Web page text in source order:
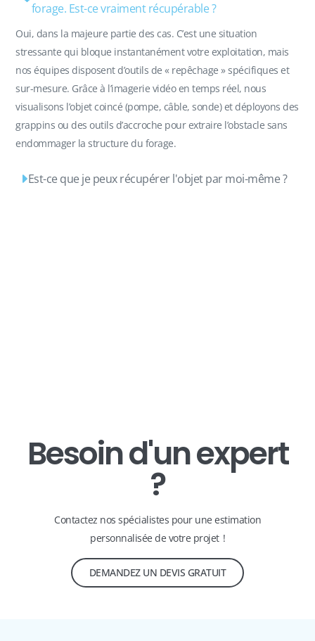
forage. Est-ce vraiment récupérable ?
Oui, dans la majeure partie des cas. C’est une situation
stressante qui bloque instantanément votre exploitation, mais
nos équipes disposent d’outils de « repêchage » spécifiques et
sur-mesure. Grâce à l’imagerie vidéo en temps réel, nous
visualisons l’objet coincé (pompe, câble, sonde) et déployons des
grappins ou des outils d’accroche pour extraire l’obstacle sans
endommager la structure du forage.
Est-ce que je peux récupérer l'objet par moi-même ?
Besoin d'un expert
?
Contactez nos spécialistes pour une estimation
personnalisée de votre projet !
DEMANDEZ UN DEVIS GRATUIT